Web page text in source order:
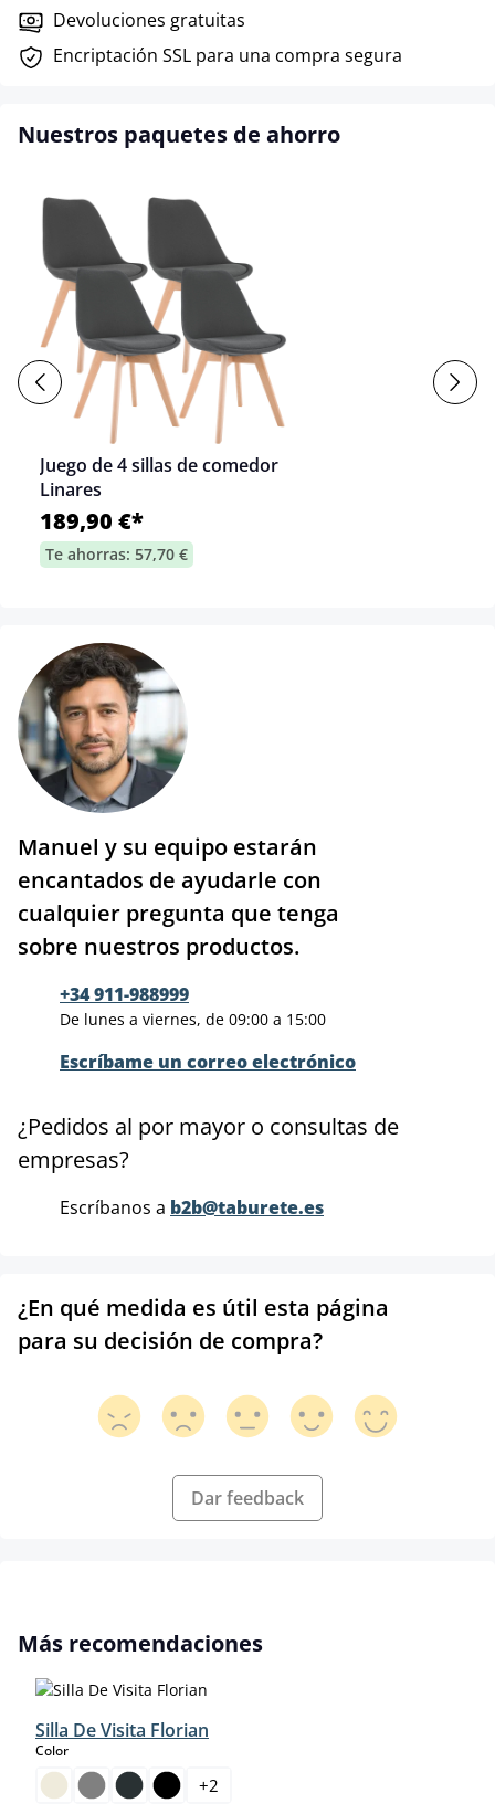
Devoluciones gratuitas
Encriptación SSL para una compra segura
Nuestros paquetes de ahorro
Juego de 4 sillas de comedor
Linares
189,90 €*
Te ahorras: 57,70 €
Manuel y su equipo estarán
encantados de ayudarle con
cualquier pregunta que tenga
sobre nuestros productos.
+34 911-988999
De lunes a viernes, de 09:00 a 15:00
Escríbame un correo electrónico
¿Pedidos al por mayor o consultas de
empresas?
Escríbanos a b2b@taburete.es
¿En qué medida es útil esta página
para su decisión de compra?
Dar feedback
Omitir la galería de productos
Más recomendaciones
Silla De Visita Florian
Colorselect
+2